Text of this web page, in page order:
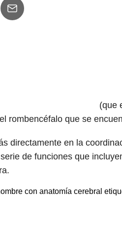
(que
rombencéfalo que se
directamente en la
de funciones que